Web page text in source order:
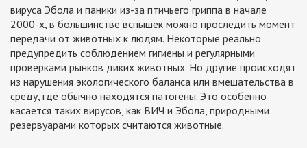
вируса Эбола и паники из-за птичьего гриппа в начале
2000-х, в большинстве вспышек можно проследить момент
передачи от животных к людям. Некоторые реально
предупредить соблюдением гигиены и регулярными
проверками рынков диких животных. Но другие происходят
из нарушения экологического баланса или вмешательства в
среду, где обычно находятся патогены. Это особенно
касается таких вирусов, как ВИЧ и Эбола, природными
резервуарами которых считаются животные.